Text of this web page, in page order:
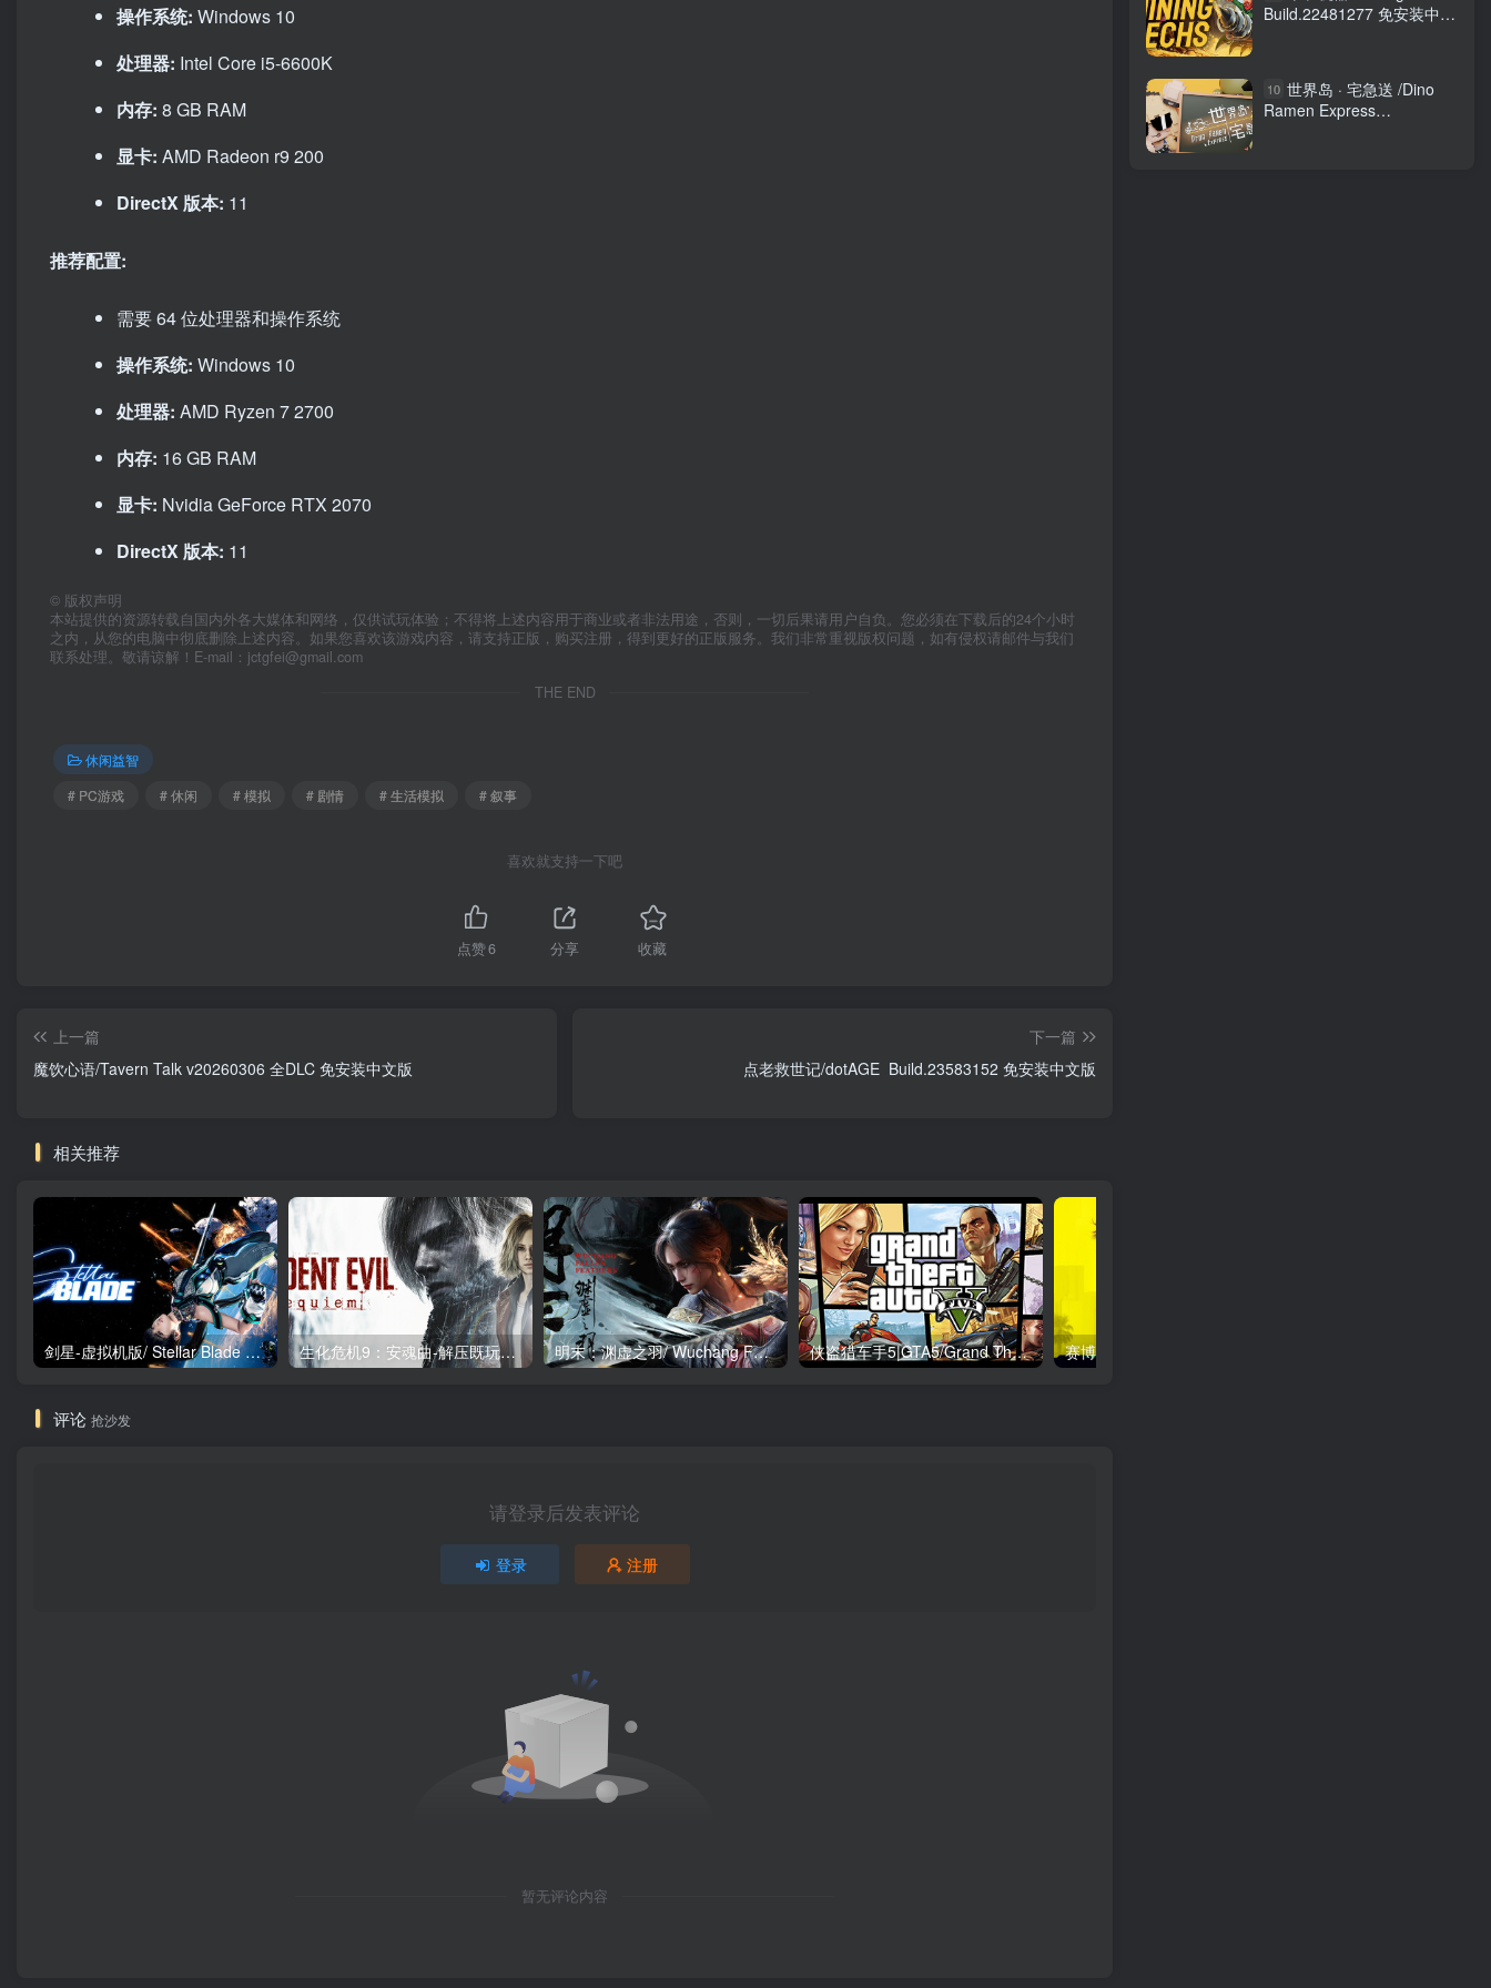
操作系统: Windows 10
处理器: Intel Core i5-6600K
内存: 8 GB RAM
显卡: AMD Radeon r9 200
DirectX 版本: 11
推荐配置:
需要 64 位处理器和操作系统
操作系统: Windows 10
处理器: AMD Ryzen 7 2700
内存: 16 GB RAM
显卡: Nvidia GeForce RTX 2070
DirectX 版本: 11
© 版权声明
本站提供的资源转载自国内外各大媒体和网络，仅供试玩体验；不得将上述内容用于商业或者非法用途，否则，一切后果请用户自负。您必须在下载后的24个小时
之内，从您的电脑中彻底删除上述内容。如果您喜欢该游戏内容，请支持正版，购买注册，得到更好的正版服务。我们非常重视版权问题，如有侵权请邮件与我们
联系处理。敬请谅解！E-mail：jctgfei@gmail.com
THE END
休闲益智
# PC游戏
# 休闲 # 模拟 # 剧情 # 生活模拟 # 叙事
喜欢就支持一下吧
点赞6 分享 收藏
上一篇
魔饮心语/Tavern Talk v20260306 全DLC 免安装中文版
下一篇
点老救世记/dotAGE Build.23583152 免安装中文版
相关推荐
剑星-虚拟机版/ Stellar Blade v1.4.1|Build.19963153 终极版新补丁 送修改器 免安装中文版 生化危机9：安魂曲-解压既玩版/ Resident Evil Requiem Build.22472737 送修改器 免安装中文版 明末：渊虚之羽/ Wuchang Fallen Feathers v1.7 豪华版 送修改器 免安装中文版 侠盗猎车手5|GTA5/Grand Theft Auto V Enhanced v1158.13 增强版 送修改器 免安装中文版
评论 抢沙发
请登录后发表评论
登录 注册
暂无评论内容
Build.22481277 免安装中文
10 世界岛 · 宅急送 /Dino
Ramen Express